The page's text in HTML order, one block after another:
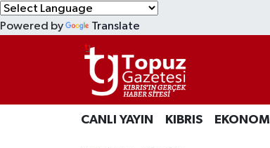
Powered by Translate
CANLI YAYIN KIBRIS EKONOMİ
EKONOMİ
Lefkoşa Nöbetçi Eczaneler
Lefkoşa Hava Durumu
Lefkoşa Trafik Yoğunluk Haritası